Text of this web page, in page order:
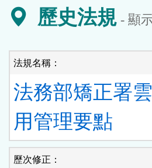
歷史法規 - 顯
法規名稱：
法務部矯正署
用管理要點
歷次修正：